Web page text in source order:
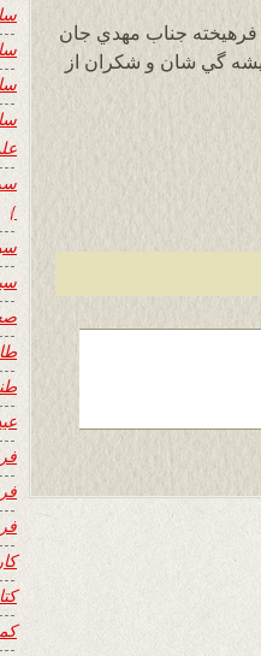
فرهيخته جناب مهدي جان
گي شان و شكران از
}